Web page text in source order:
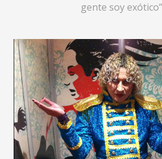
gente soy exótico”